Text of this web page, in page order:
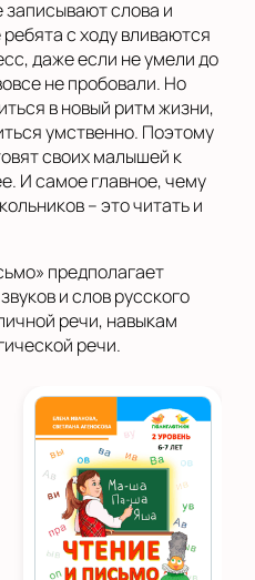
записывают слова и
с ходу вливаются
даже если не умели до
не пробовали. Но
в новый ритм жизни,
умственно. Поэтому
своих малышей к
И самое главное, чему
– это читать и
предполагает
и слов русского
речи, навыкам
речи.